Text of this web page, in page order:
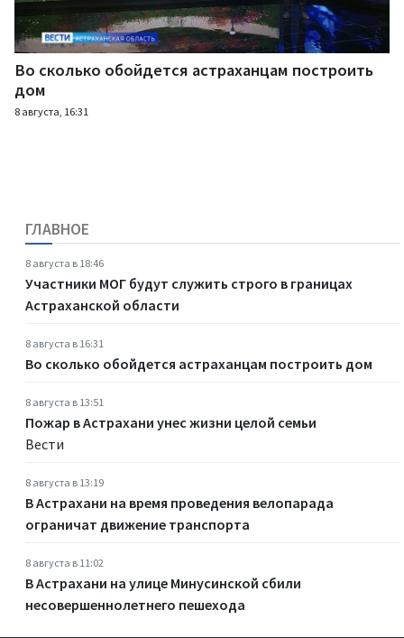
Во сколько обойдется астраханцам построить
дом
8 августа, 16:31
ГЛАВНОЕ
8 августа в 18:46
Участники МОГ будут служить строго в границах
Астраханской области
8 августа в 16:31
Во сколько обойдется астраханцам построить дом
8 августа в 13:51
Пожар в Астрахани унес жизни целой семьи
Вести
8 августа в 13:19
В Астрахани на время проведения велопарада
ограничат движение транспорта
8 августа в 11:02
В Астрахани на улице Минусинской сбили
несовершеннолетнего пешехода